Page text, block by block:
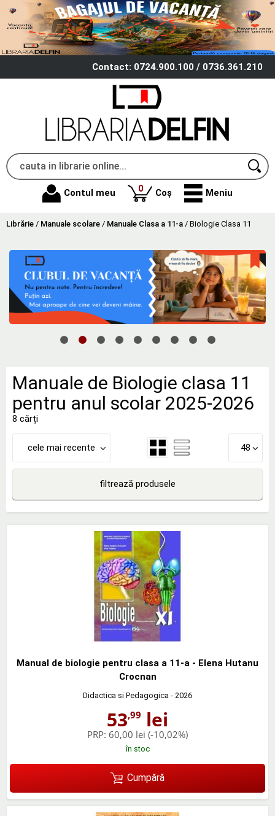
Contact: 0724.900.100 / 0736.361.210
Contul meu 0produse
Coș Meniu
Librărie / Manuale scolare / Manuale Clasa a 11-a / Biologie Clasa 11
Manuale de Biologie clasa 11
pentru anul scolar 2025-2026
8 cărți
cele mai recente 48
filtrează produsele
Manual de biologie pentru clasa a 11-a - Elena Hutanu
Crocnan
Didactica si Pedagogica - 2026
53,99 lei
PRP: 60,00 lei (-10,02%)
în stoc
Cumpără